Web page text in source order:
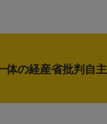
体の経産省批判自主